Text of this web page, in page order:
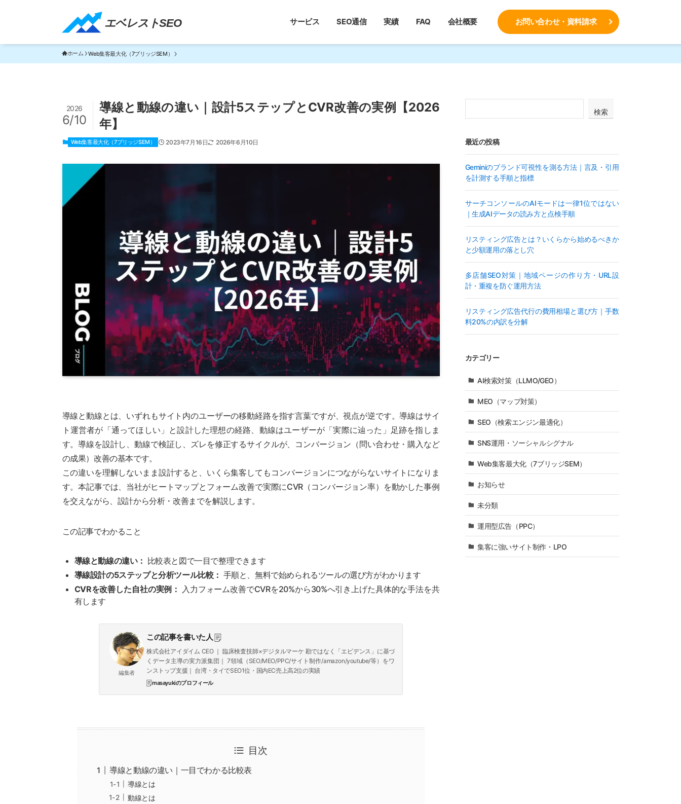
エベレストSEO
エベレストSEO｜TOP サービス SEO通信 実績 FAQ 会社概要 お問い合わせ・資料請求
ホーム Web集客最大化（7ブリッジSEM）
導線と動線の違い｜設計5ステップとCVR改善の実例【2026
年】
2026
6/10
Web集客最大化（7ブリッジSEM） 2023年7月16日 2026年6月10日
導線と動線とは、いずれもサイト内のユーザーの移動経路を指す言葉ですが、視点が逆です。導線はサイ
ト運営者が「通ってほしい」と設計した理想の経路、動線はユーザーが「実際に辿った」足跡を指しま
す。導線を設計し、動線で検証し、ズレを修正するサイクルが、コンバージョン（問い合わせ・購入など
の成果）改善の基本です。
この違いを理解しないまま設計すると、いくら集客してもコンバージョンにつながらないサイトになりま
す。本記事では、当社がヒートマップとフォーム改善で実際にCVR（コンバージョン率）を動かした事例
を交えながら、設計から分析・改善までを解説します。
この記事でわかること
導線と動線の違い： 比較表と図で一目で整理できます
導線設計の5ステップと分析ツール比較： 手順と、無料で始められるツールの選び方がわかります
CVRを改善した自社の実例： 入力フォーム改善でCVRを20%から30%へ引き上げた具体的な手法を共
有します
編集者
この記事を書いた人
株式会社アイダイム CEO ｜ 臨床検査技師×デジタルマーケ 勘ではなく「エビデンス」に基づ
くデータ主導の実力派集団｜ 7領域（SEO/MEO/PPC/サイト制作/amazon/youtube/等）をワ
ンストップ支援｜ 台湾・タイでSEO1位・国内EC売上高2位の実績
masayukiのプロフィール
目次
導線と動線の違い｜一目でわかる比較表
導線とは
動線とは
検索
最近の投稿
Geminiのブランド可視性を測る方法｜言及・引用
を計測する手順と指標
サーチコンソールのAIモードは一律1位ではない
｜生成AIデータの読み方と点検手順
リスティング広告とは？いくらから始めるべきか
と少額運用の落とし穴
多店舗SEO対策｜地域ページの作り方・URL設
計・重複を防ぐ運用方法
リスティング広告代行の費用相場と選び方｜手数
料20%の内訳を分解
カテゴリー
AI検索対策（LLMO/GEO）
MEO（マップ対策）
SEO（検索エンジン最適化）
SNS運用・ソーシャルシグナル
Web集客最大化（7ブリッジSEM）
お知らせ
未分類
運用型広告（PPC）
集客に強いサイト制作・LPO